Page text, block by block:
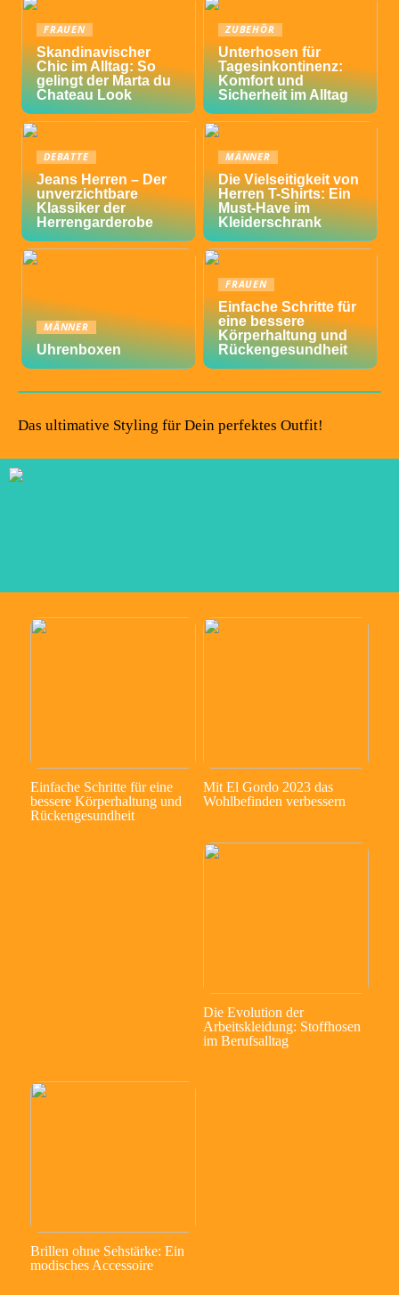
FRAUEN
Skandinavischer
Chic im Alltag: So
gelingt der Marta du
Chateau Look
ZUBEHÖR
Unterhosen für
Tagesinkontinenz:
Komfort und
Sicherheit im Alltag
DEBATTE
Jeans Herren – Der
unverzichtbare
Klassiker der
Herrengarderobe
MÄNNER
Die Vielseitigkeit von
Herren T-Shirts: Ein
Must-Have im
Kleiderschrank
MÄNNER
Uhrenboxen
FRAUEN
Einfache Schritte für
eine bessere
Körperhaltung und
Rückengesundheit
Das ultimative Styling für Dein perfektes Outfit!
Einfache Schritte für eine
bessere Körperhaltung und
Rückengesundheit
Mit El Gordo 2023 das
Wohlbefinden verbessern
Die Evolution der
Arbeitskleidung: Stoffhosen
im Berufsalltag
Brillen ohne Sehstärke: Ein
modisches Accessoire